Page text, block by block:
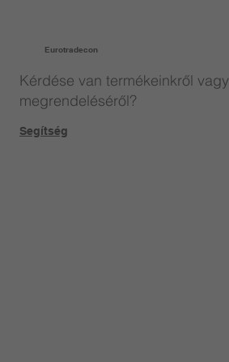
Eurotradecon
Kérdése van termékeinkről vagy
megrendeléséről?
Segítség